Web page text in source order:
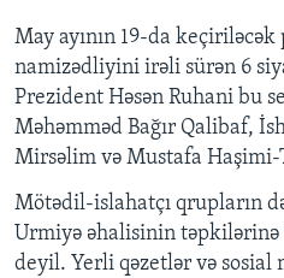
May ayının 19-da
namizədliyini irəli sürən 6
Prezident Həsən Ruhani bu
Məhəmməd Bağır Qalibaf,
Mirsəlim və Mustafa Haşimi-
Mötədil-islahatçı qrupların
Urmiyə əhalisinin
deyil. Yerli qəzetlər və